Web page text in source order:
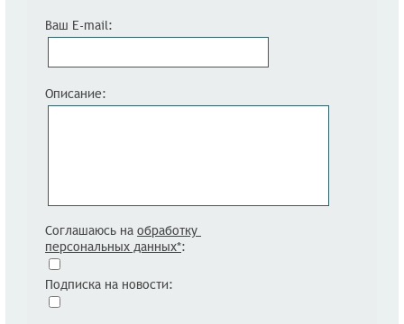
Ваш E-mail:
Описание:
Соглашаюсь на обработку
персональных данных*:
Подписка на новости: